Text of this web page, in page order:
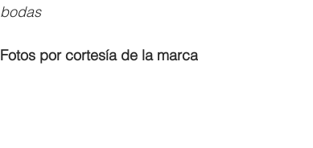
bodas
Fotos por cortesía de la marca